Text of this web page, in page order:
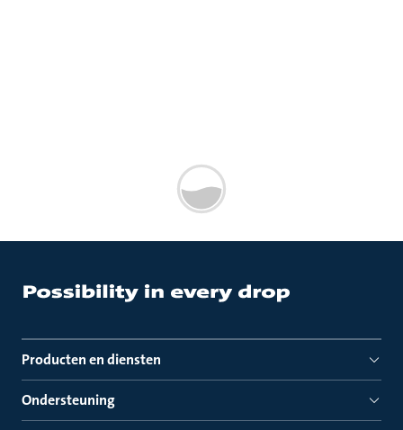
Producten en diensten
Ondersteuning